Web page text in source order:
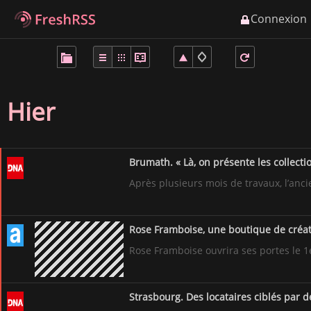
Connexion
FreshRSS
Flux principaux
Flux importants
Articles favoris (0)
Hier
Brumath. « Là, on présente les
Après plusieurs mois de travaux,
Rose Framboise, une boutique de
Rose Framboise ouvrira ses portes le
Strasbourg. Des locataires ciblés par